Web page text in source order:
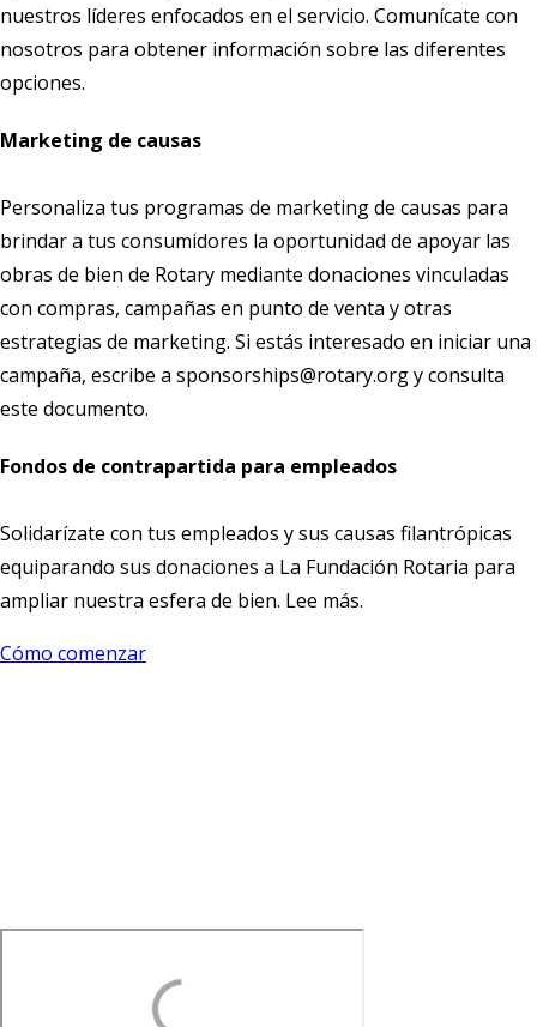
nuestros líderes enfocados en el servicio. Comunícate con
nosotros para obtener información sobre las diferentes
opciones.
Marketing de causas
Personaliza tus programas de marketing de causas para
brindar a tus consumidores la oportunidad de apoyar las
obras de bien de Rotary mediante donaciones vinculadas
con compras, campañas en punto de venta y otras
estrategias de marketing. Si estás interesado en iniciar una
campaña, escribe a sponsorships@rotary.orgy consulta
este documento.
Fondos de contrapartida para empleados
Solidarízate con tus empleados y sus causas filantrópicas
equiparando sus donaciones a La Fundación Rotaria para
ampliar nuestra esfera de bien. Lee más.
Cómo comenzar